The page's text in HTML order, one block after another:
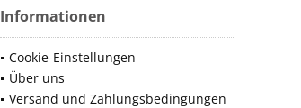
Informationen
Cookie-Einstellungen
Über uns
Versand und Zahlungsbedingungen